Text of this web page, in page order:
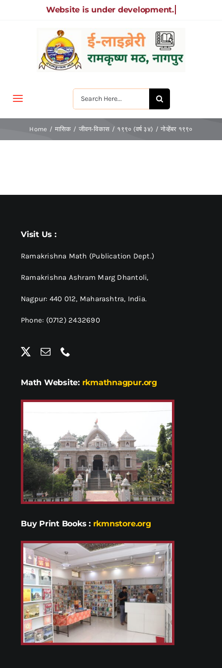
Search
for:
Toggle
Navigation
मुखपृष्ठ
श्रीरामकृष्ण
स्वामी विवेकानन्द
शास्त्र ग्रन्थ
अन्य प्रवर्ग
Home मासिक जीवन-विकास १९९० (वर्ष ३४) नोव्हेंबर १९९०
Visit Us :
Ramakrishna Math (Publication Dept.)
Ramakrishna Ashram Marg Dhantoli,
Nagpur: 440 012, Maharashtra, India.
Phone: (0712) 2432690
Math Website: rkmathnagpur.org
Buy Print Books : rkmnstore.org